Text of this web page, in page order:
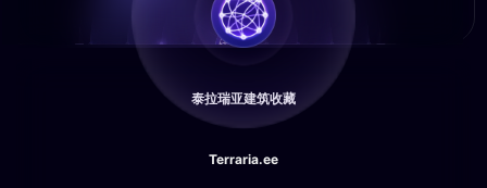
泰拉瑞亚建筑收藏
Terraria.ee